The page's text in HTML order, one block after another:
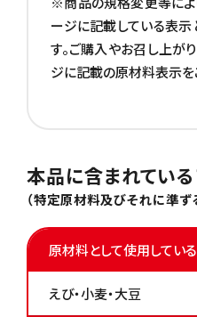
ージに記載している表
す。ご購入やお召し上が
ジに記載の原材料表示を
本品に含まれてい
（特定原材料及びそれに準ず
原材料として使用してい
えび・小麦・大豆